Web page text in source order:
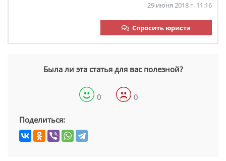
29 июня 2018 г. 11:16
Спросить юриста
Была ли эта статья для вас полезной?
0 0
Поделиться: